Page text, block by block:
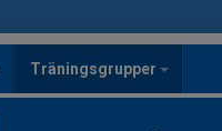
Träningsgrupper